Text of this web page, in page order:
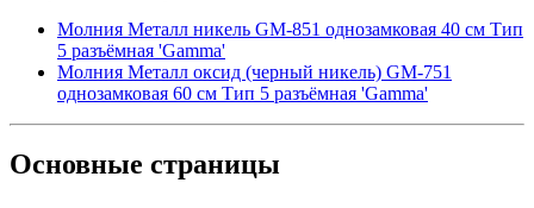
Молния Металл никель GM-851 однозамковая 40 см Тип
5 разъёмная 'Gamma'
Молния Металл оксид (черный никель) GM-751
однозамковая 60 см Тип 5 разъёмная 'Gamma'
Основные страницы